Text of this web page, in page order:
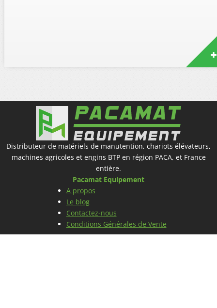
Distributeur de matériels de manutention, chariots élévateurs,
machines agricoles et engins BTP en région PACA, et France
entière.
Pacamat Equipement
A propos
Le blog
Contactez-nous
Conditions Générales de Vente